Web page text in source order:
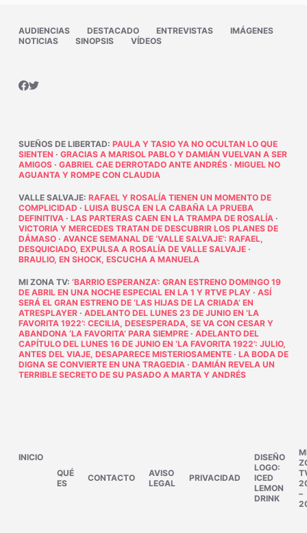
AUDIENCIAS DESTACADO ENTREVISTAS
IMÁGENES
NOTICIAS
SINOPSIS VÍDEOS
SUEÑOS DE LIBERTAD: PAULA Y TASIO YA NO OCULTAN LO QUE
SIENTEN · GRACIAS A MARISOL PABLO Y DAMIÁN VUELVAN A SER
AMIGOS· GABRIEL CAE DERROTADO ANTE ANDRÉS· MIGUEL NO
AGUANTA Y ROMPE CON CLAUDIA
VALLE SALVAJE: RAFAEL Y ROSALÍA TIENEN UN MOMENTO DE
COMPLICIDAD · LUISA BUSCA EN LA CABAÑA LA PRUEBA
DEFINITIVA· LAS PARTERAS CAEN EN LA TRAMPA DE ROSALÍA·
VICTORIA Y MERCEDES TRATAN DE DESCUBRIR LOS PLANES DE
DÁMASO· AVANCE SEMANAL DE ‘VALLE SALVAJE’: RAFAEL,
DESQUICIADO, EXPULSA A ROSALÍA DE VALLE SALVAJE·
BRAULIO, EN SHOCK, ESCUCHA A MANUELA
MI ZONA TV: ‘BARRIO ESPERANZA’: GRAN ESTRENO DOMINGO 19
DE ABRIL EN UNA NOCHE ESPECIAL EN LA 1 Y RTVE PLAY· ASÍ
SERÁ EL GRAN ESTRENO DE ‘LAS HIJAS DE LA CRIADA’ EN
ATRESPLAYER· ADELANTO DEL LUNES 23 DE JUNIO EN ‘LA
FAVORITA 1922’: CECILIA, DESESPERADA, SE VA CON CESAR Y
ABANDONA ‘LA FAVORITA’ PARA SIEMPRE· ADELANTO DEL
CAPÍTULO DEL LUNES 16 DE JUNIO EN ‘LA FAVORITA 1922’: JULIO,
ANTES DEL VIAJE, DESAPARECE MISTERIOSAMENTE· LA BODA DE
DIGNA SE CONVIERTE EN UNA TRAGEDIA· DAMIÁN REVELA UN
TERRIBLE SECRETO DE SU PASADO A MARTA Y ANDRÉS
INICIO
QUÉ
ES
CONTACTO
AVISO
LEGAL
PRIVACIDAD
DISEÑO
LOGO:
ICED
LEMON
DRINK
–